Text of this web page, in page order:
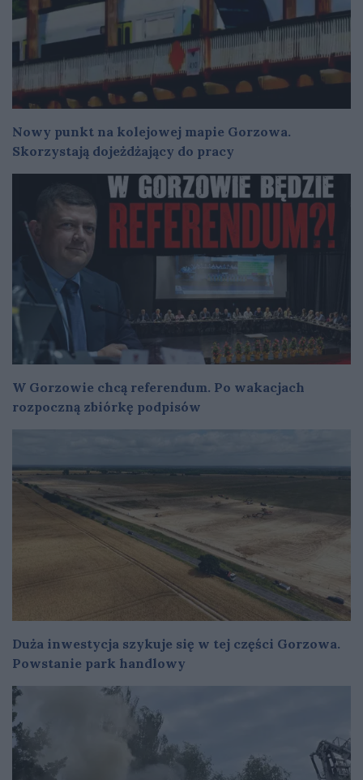
Nowy punkt na kolejowej mapie Gorzowa.
Skorzystają dojeżdżający do pracy
W Gorzowie chcą referendum. Po wakacjach
rozpoczną zbiórkę podpisów
Duża inwestycja szykuje się w tej części Gorzowa.
Powstanie park handlowy